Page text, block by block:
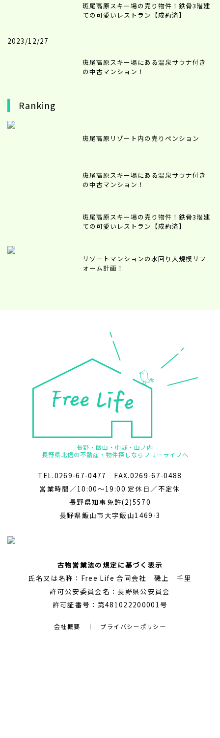
斑尾高原スキー場の売り物件！鉄骨3階建
ての可愛いレストラン【成約済】
2023/12/27
斑尾高原スキー場にある温泉サウナ付き
の中古マンション！
Ranking
斑尾高原リゾート内の売りペンション
斑尾高原スキー場にある温泉サウナ付き
の中古マンション！
斑尾高原スキー場の売り物件！鉄骨3階建
ての可愛いレストラン【成約済】
リゾートマンションの水回り大規模リフ
ォーム計画！
長野・飯山・中野・山ノ内
長野県北信の不動産・物件探しならフリーライフへ
TEL.0269-67-0477 FAX.0269-67-0488
営業時間／10:00～19:00 定休日／不定休
長野県知事免許(2)5570
長野県飯山市大字飯山1469-3
古物営業法の規定に基づく表示
氏名又は名称：Free Life 合同会社 磯上 千里
許可公安委員会名：長野県公安員会
許可証番号：第481022200001号
会社概要 プライバシーポリシー